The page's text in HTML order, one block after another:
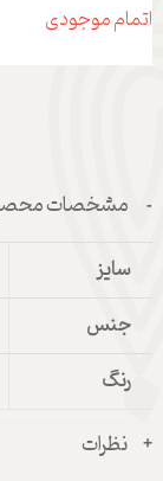
اتمام موجودی
مشخصات
سایز
جنس
رنگ
نظرات